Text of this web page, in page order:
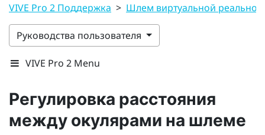
VIVE Pro 2 Поддержка > Шлем виртуальной
Руководства пользователя
VIVE Pro 2 Menu
Регулировка расстояния
между окулярами на шлеме